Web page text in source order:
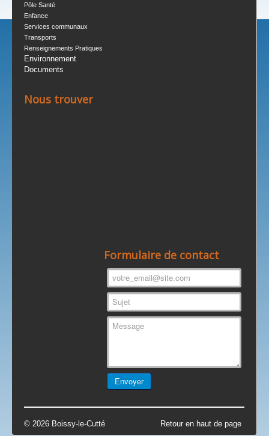
Pôle Santé
Enfance
Services communaux
Transports
Renseignements Pratiques
Environnement
Documents
Nous trouver
Formulaire de contact
Retour en haut de page
© 2026 Boissy-le-Cutté